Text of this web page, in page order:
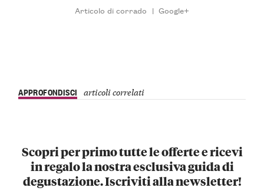
Articolo di corrado | Google+
APPROFONDISCI articoli correlati
Scopri per primo tutte le offerte e ricevi
in regalo la nostra esclusiva guida di
degustazione. Iscriviti alla newsletter!